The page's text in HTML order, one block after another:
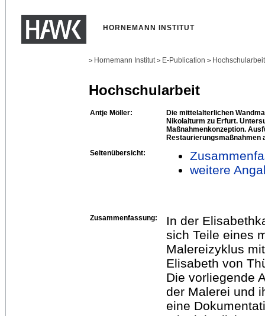
HORNEMANN INSTITUT
> Hornemann Institut > E-Publication >
Hochschularbeit
Antje Möller:
Die mittelalterlichen
Nikolaiturm zu Erfurt.
Maßnahmenkonzeption.
Restaurierungsmaßnahmen
Seitenübersicht:
weitere
Zusammenfassung:
In der
sich Teile eines
Malereizyklus
Elisabeth von
Die vorliegende
der Malerei und
eine